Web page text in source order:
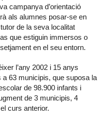
campanya d’orientació
als alumnes posar-se en
de la seva localitat
que estiguin immersos o
en el seu entorn.
l’any 2002 i 15 anys
63 municipis, que suposa la
de 98.900 infants i
de 3 municipis, 4
curs anterior.